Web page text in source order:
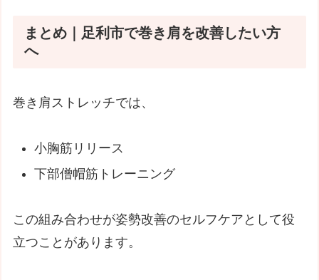
まとめ｜足利市で巻き肩を改善したい方
へ
巻き肩ストレッチでは、
小胸筋リリース
下部僧帽筋トレーニング
この組み合わせが姿勢改善のセルフケアとして役
立つことがあります。